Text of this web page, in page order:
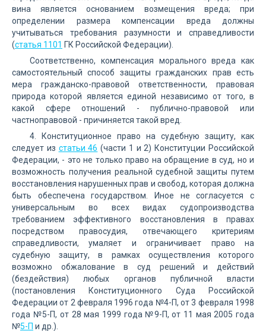
вина является основанием возмещения вреда; при
определении размера компенсации вреда должны
учитываться требования разумности и справедливости
(статья 1101 ГК Российской Федерации).
Соответственно, компенсация морального вреда как
самостоятельный способ защиты гражданских прав есть
мера гражданско-правовой ответственности, правовая
природа которой является единой независимо от того, в
какой сфере отношений - публично-правовой или
частноправовой - причиняется такой вред.
4. Конституционное право на судебную защиту, как
следует из статьи 46 (части 1 и 2) Конституции Российской
Федерации, - это не только право на обращение в суд, но и
возможность получения реальной судебной защиты путем
восстановления нарушенных прав и свобод, которая должна
быть обеспечена государством. Иное не согласуется с
универсальным во всех видах судопроизводства
требованием эффективного восстановления в правах
посредством правосудия, отвечающего критериям
справедливости, умаляет и ограничивает право на
судебную защиту, в рамках осуществления которого
возможно обжалование в суд решений и действий
(бездействия) любых органов публичной власти
(постановления Конституционного Суда Российской
Федерации от 2 февраля 1996 года №4-П, от 3 февраля 1998
года №5-П, от 28 мая 1999 года №9-П, от 11 мая 2005 года
№5-П и др.).